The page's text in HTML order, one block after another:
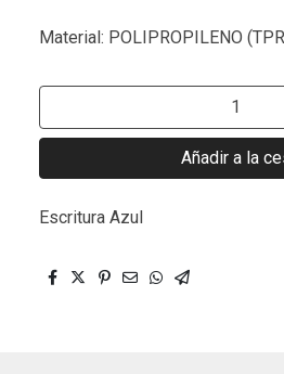
Material: POLIPROPILENO
Añadir a la
Escritura Azul